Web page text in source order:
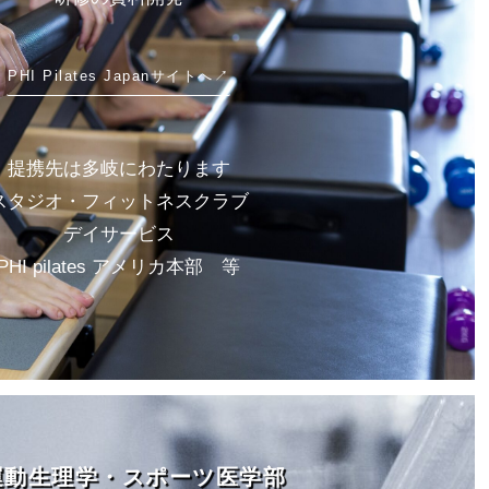
PHI Pilates Japanサイトへ↗︎
提携先は多岐にわたります
タジオ・フィットネスクラブ
デイサービス
pilates アメリカ本部 等
生理学・スポーツ医学部